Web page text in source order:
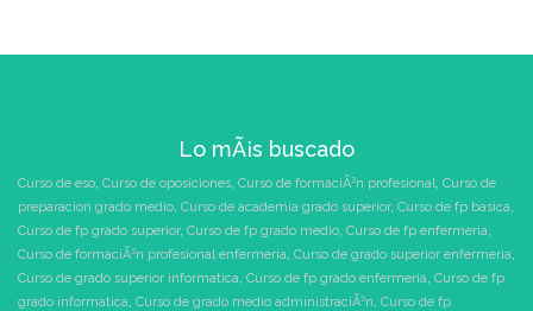
Lo mÃ¡s buscado
Curso de eso, Curso de oposiciones, Curso de formaciÃ³n profesional, Curso de
preparacion grado medio, Curso de academia grado superior, Curso de fp basica,
Curso de fp grado superior, Curso de fp grado medio, Curso de fp enfermeria,
Curso de formaciÃ³n profesional enfermeria, Curso de grado superior enfermeria,
Curso de grado superior informatica, Curso de fp grado enfermeria, Curso de fp
grado informatica, Curso de grado medio administraciÃ³n, Curso de fp